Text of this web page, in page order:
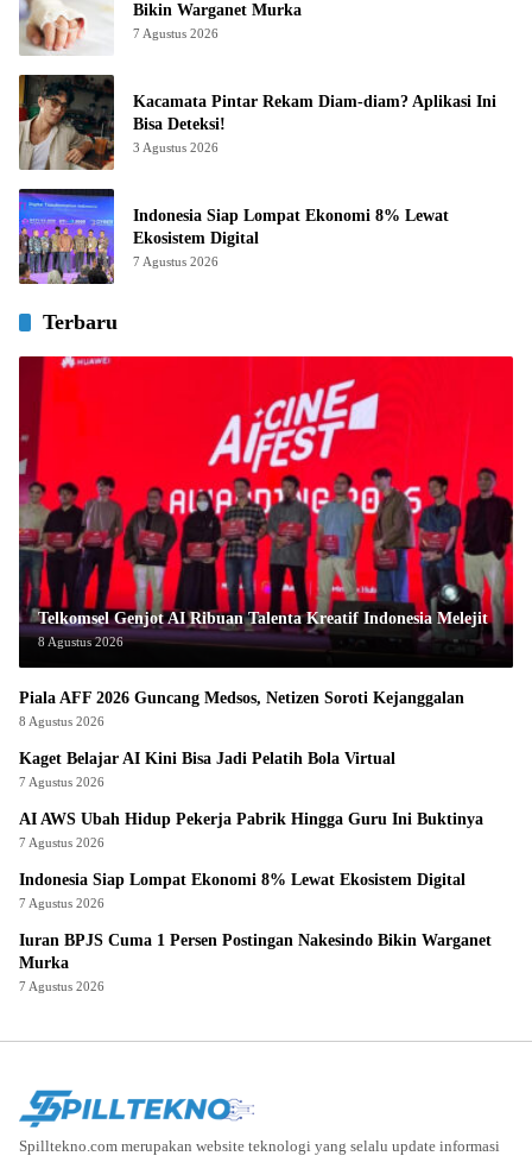
Bikin Warganet Murka
7 Agustus 2026
Kacamata Pintar Rekam Diam-diam? Aplikasi Ini
Bisa Deteksi!
3 Agustus 2026
Indonesia Siap Lompat Ekonomi 8% Lewat
Ekosistem Digital
7 Agustus 2026
Terbaru
Telkomsel Genjot AI Ribuan Talenta Kreatif Indonesia Melejit
8 Agustus 2026
Piala AFF 2026 Guncang Medsos, Netizen Soroti Kejanggalan
8 Agustus 2026
Kaget Belajar AI Kini Bisa Jadi Pelatih Bola Virtual
7 Agustus 2026
AI AWS Ubah Hidup Pekerja Pabrik Hingga Guru Ini Buktinya
7 Agustus 2026
Indonesia Siap Lompat Ekonomi 8% Lewat Ekosistem Digital
7 Agustus 2026
Iuran BPJS Cuma 1 Persen Postingan Nakesindo Bikin Warganet
Murka
7 Agustus 2026
Spilltekno.com merupakan website teknologi yang selalu update informasi